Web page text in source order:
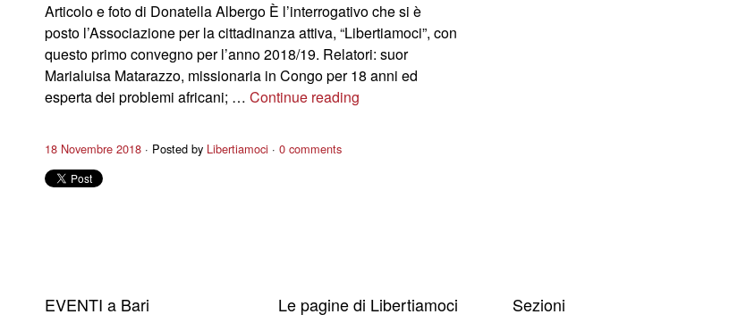
Articolo e foto di Donatella Albergo È l’interrogativo che si è
posto l’Associazione per la cittadinanza attiva, “Libertiamoci”, con
questo primo convegno per l’anno 2018/19. Relatori: suor
Marialuisa Matarazzo, missionaria in Congo per 18 anni ed
esperta dei problemi africani; … Continue reading
18 Novembre 2018 Posted by Libertiamoci 0 comments
EVENTI a Bari Le pagine di Libertiamoci Sezioni